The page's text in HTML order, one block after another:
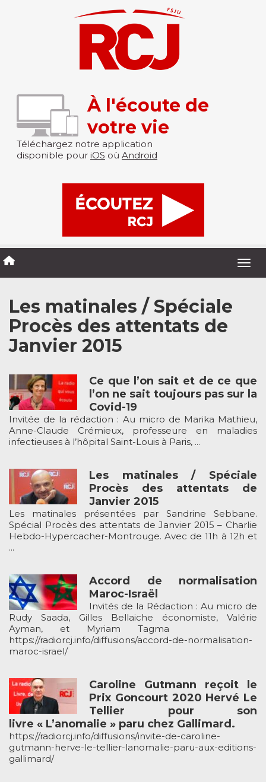
À l'écoute de
votre vie
Téléchargez notre application
disponible pour iOS où Android
Les matinales / Spéciale
Procès des attentats de
Janvier 2015
Ce que l’on sait et de ce que
l’on ne sait toujours pas sur la
Covid-19
Invitée de la rédaction : Au micro de Marika Mathieu,
Anne-Claude Crémieux, professeure en maladies
infectieuses à l’hôpital Saint-Louis à Paris, ...
Les matinales / Spéciale
Procès des attentats de
Janvier 2015
Les matinales présentées par Sandrine Sebbane.
Spécial Procès des attentats de Janvier 2015 – Charlie
Hebdo-Hypercacher-Montrouge. Avec de 11h à 12h et
...
Accord de normalisation
Maroc-Israël
Invités de la Rédaction : Au micro de
Rudy Saada, Gilles Bellaiche économiste, Valérie
Ayman, et Myriam Tagma
https://radiorcj.info/diffusions/accord-de-normalisation-
maroc-israel/
Caroline Gutmann reçoit le
Prix Goncourt 2020 Hervé Le
Tellier pour son
livre « L’anomalie » paru chez Gallimard.
https://radiorcj.info/diffusions/invite-de-caroline-
gutmann-herve-le-tellier-lanomalie-paru-aux-editions-
gallimard/